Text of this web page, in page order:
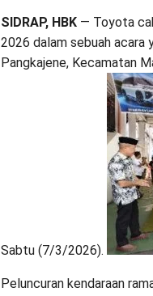
SIDRAP, HBK — Toyota
2026 dalam sebuah acara
Pangkajene, Kecamatan
Sabtu (7/3/2026).
Peluncuran kendaraan